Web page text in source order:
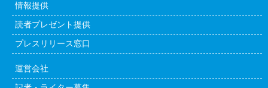
情報提供
読者プレゼント提供
プレスリリース窓口
運営会社